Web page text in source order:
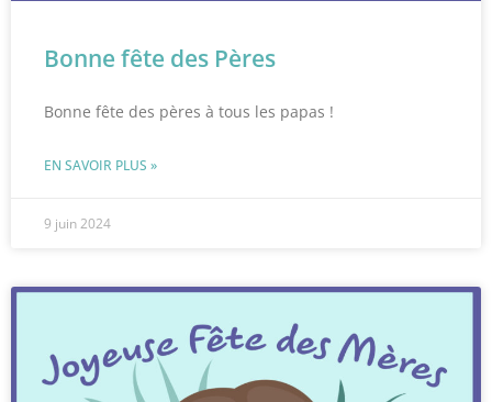
Bonne fête des Pères
Bonne fête des pères à tous les papas !
EN SAVOIR PLUS »
9 juin 2024